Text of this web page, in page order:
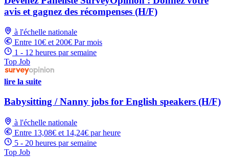
avis et gagnez des récompenses (H/F)
à l'échelle nationale
Entre 10€ et 200€ Par mois
1 - 12 heures par semaine
Top Job
lire la suite
Babysitting / Nanny jobs for English speakers (H/F)
à l'échelle nationale
Entre 13,08€ et 14,24€ par heure
5 - 20 heures par semaine
Top Job